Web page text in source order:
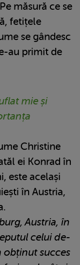
măsură ce se
fetițele
se gândesc
au primit de
mie și
Christine
ei Konrad în
este același
în Austria,
Austria, în
celui de-
obținut succes